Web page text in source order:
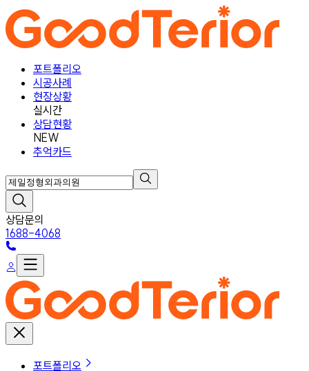
포트폴리오
시공사례
현장상황
실시간
상담현황
NEW
추억카드
상담문의
1688-4068
포트폴리오